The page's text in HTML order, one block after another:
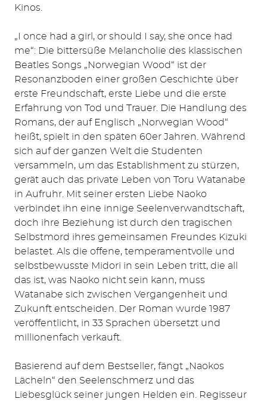
Kinos.
„I once had a girl, or should I say, she once had
me“: Die bittersüße Melancholie des klassischen
Beatles Songs „Norwegian Wood“ ist der
Resonanzboden einer großen Geschichte über
erste Freundschaft, erste Liebe und die erste
Erfahrung von Tod und Trauer. Die Handlung des
Romans, der auf Englisch „Norwegian Wood“
heißt, spielt in den späten 60er Jahren. Während
sich auf der ganzen Welt die Studenten
versammeln, um das Establishment zu stürzen,
gerät auch das private Leben von Toru Watanabe
in Aufruhr. Mit seiner ersten Liebe Naoko
verbindet ihn eine innige Seelenverwandtschaft,
doch ihre Beziehung ist durch den tragischen
Selbstmord ihres gemeinsamen Freundes Kizuki
belastet. Als die offene, temperamentvolle und
selbstbewusste Midori in sein Leben tritt, die all
das ist, was Naoko nicht sein kann, muss
Watanabe sich zwischen Vergangenheit und
Zukunft entscheiden. Der Roman wurde 1987
veröffentlicht, in 33 Sprachen übersetzt und
millionenfach verkauft.
Basierend auf dem Bestseller, fängt „Naokos
Lächeln“ den Seelenschmerz und das
Liebesglück seiner jungen Helden ein. Regisseur